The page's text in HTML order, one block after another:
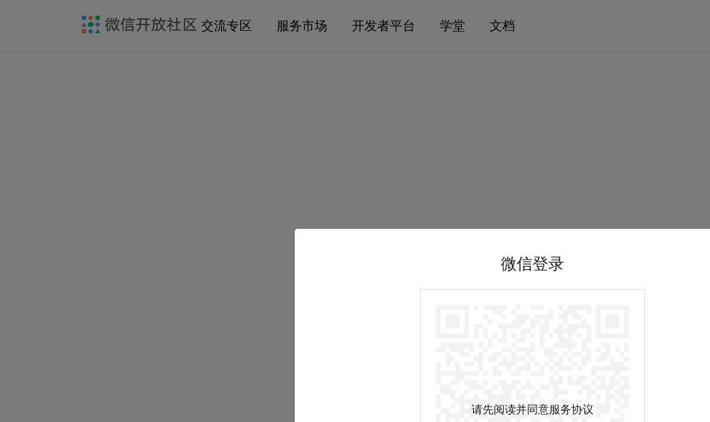
交流专区 服务市场 开发者平台 学堂 文档
微信登录
请先阅读并同意服务协议